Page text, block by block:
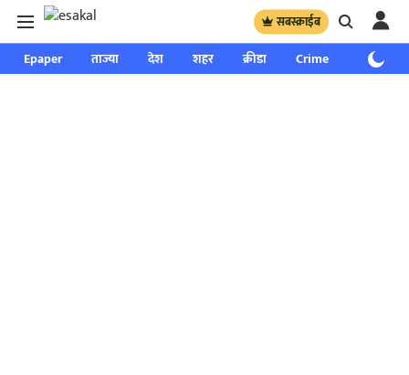
सबस्क्राईब
Epaper ताज्या देश शहर क्रीडा Crime साप्ताहिक